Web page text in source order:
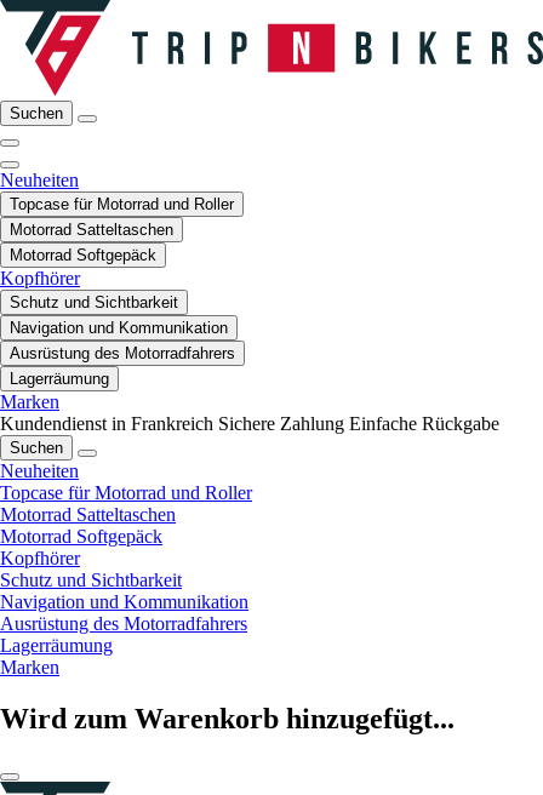
Suchen
Neuheiten
Topcase für Motorrad und Roller
Motorrad Satteltaschen
Motorrad Softgepäck
Kopfhörer
Schutz und Sichtbarkeit
Navigation und Kommunikation
Ausrüstung des Motorradfahrers
Lagerräumung
Marken
Kundendienst in Frankreich Sichere Zahlung Einfache Rückgabe
Suchen
Neuheiten
Topcase für Motorrad und Roller
Motorrad Satteltaschen
Motorrad Softgepäck
Kopfhörer
Schutz und Sichtbarkeit
Navigation und Kommunikation
Ausrüstung des Motorradfahrers
Lagerräumung
Marken
Wird zum Warenkorb hinzugefügt...